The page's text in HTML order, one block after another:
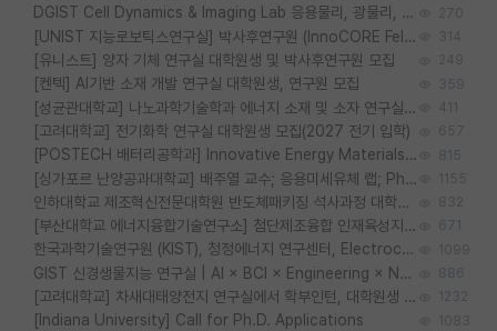
DGIST Cell Dynamics & Imaging Lab 응용물리, 광물리, 양자, 생물물리 대학원생 모집 [삼성과제, 전문연TO] 270
[UNIST 지능로보틱스연구실] 박사후연구원 (InnoCORE Fellow) 모집 공고 314
[유니스트] 양자 기체 연구실 대학원생 및 박사후연구원 모집 249
[켄텍] AI기반 소재 개발 연구실 대학원생, 연구원 모집 359
[성균관대학교] 나노과학기술학과 에너지 소재 및 소자 연구실 대학원생 모집 411
[고려대학교] 전기화학 연구실 대학원생 모집(2027 전기 입학) 657
[POSTECH 배터리공학과] Innovative Energy Materials Lab 대학원생 모집 (특성화대학원) 815
[싱가포르 난양공과대학교] 배주열 교수; 응용미세유체 랩; PhD/Postdoc/Visiting 모집 1155
인하대학교 제조혁신전문대학원 반도체패키징 석사과정 대학원생 모집 832
[부산대학교 에너지융합기술연구소] 첨단제조융합 인재육성지원 박사후연구원 채용 (이진홍 교수님 연구실) 671
한국과학기술연구원 (KIST), 청정에너지 연구센터, Electrochemical Materials and Devices (Emd) Lab에서 학생을 모집합니다. (연,고대) 1099
GIST 신경생물지능 연구실 | AI × BCI × Engineering × Neuroscience 이노코어 Post-doc 모집 886
[고려대학교] 차새대태양전지 연구실에서 학부인턴, 대학원생 및 Post.Doc.을 모집합니다. 1232
[Indiana University] Call for Ph.D. Applications 1083